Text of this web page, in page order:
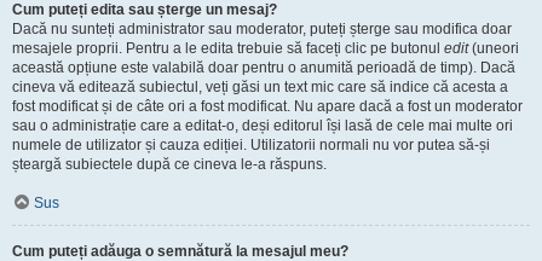
Cum puteți edita sau șterge un mesaj?
Dacă nu sunteți administrator sau moderator, puteți șterge sau modifica doar
mesajele proprii. Pentru a le edita trebuie să faceți clic pe butonul edit(uneori
această opțiune este valabilă doar pentru o anumită perioadă de timp). Dacă
cineva vă editează subiectul, veți găsi un text mic care să indice că acesta a
fost modificat și de câte ori a fost modificat. Nu apare dacă a fost un moderator
sau o administrație care a editat-o, deși editorul își lasă de cele mai multe ori
numele de utilizator și cauza ediției. Utilizatorii normali nu vor putea să-și
șteargă subiectele după ce cineva le-a răspuns.
Sus
Cum puteți adăuga o semnătură la mesajul meu?